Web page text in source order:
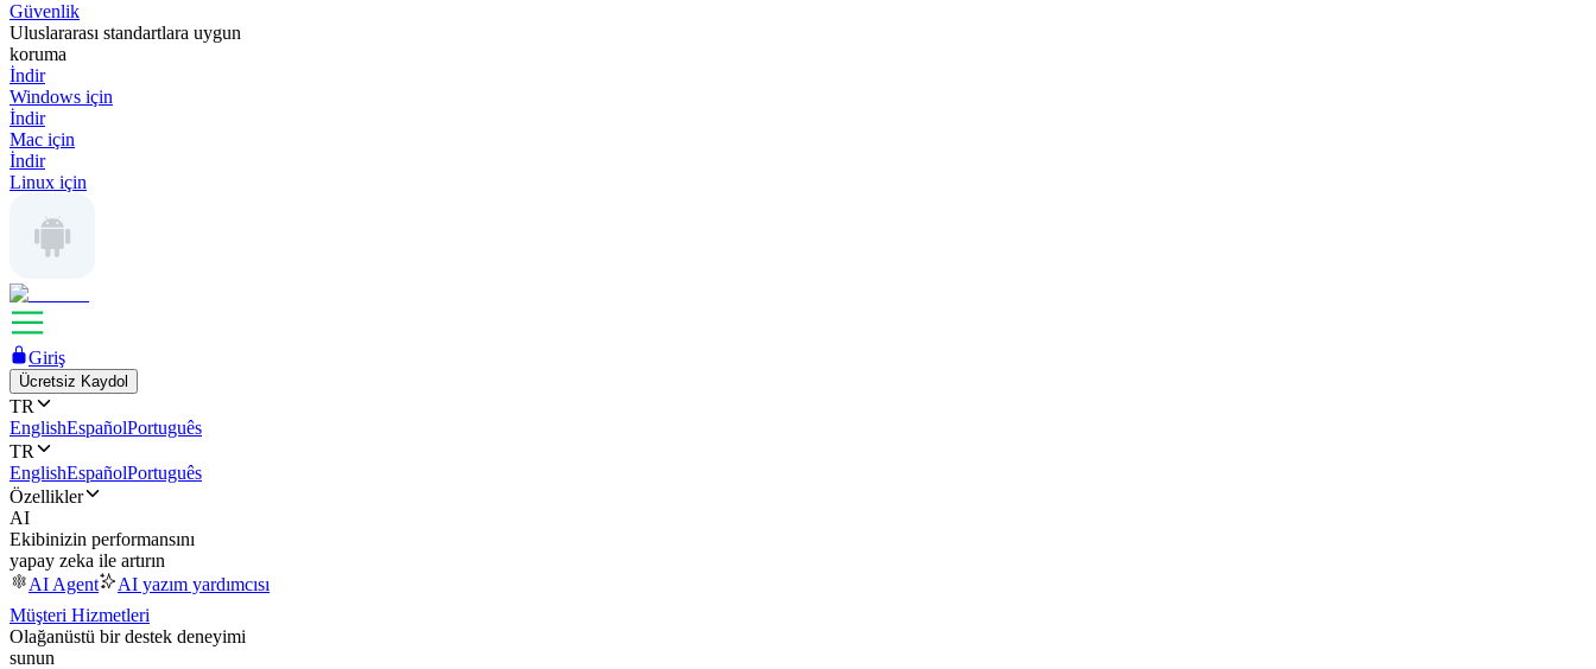
Güvenlik
Uluslararası standartlara uygun
koruma
İndir
Windows için
İndir
Mac için
İndir
Linux için
Giriş
Ücretsiz Kaydol
TR
EnglishEspañolPortuguês
TR
EnglishEspañolPortuguês
Özellikler
AI
Ekibinizin performansını
yapay zeka ile artırın
AI Agent
AI yazım yardımcısı
Müşteri Hizmetleri
Olağanüstü bir destek deneyimi
sunun